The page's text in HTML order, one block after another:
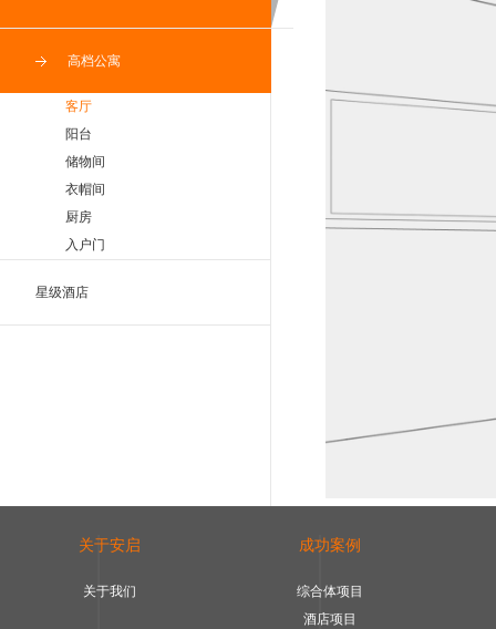
高档公寓
客厅
阳台
储物间
衣帽间
厨房
入户门
星级酒店
关于安启
关于我们
成功案例
综合体项目
酒店项目